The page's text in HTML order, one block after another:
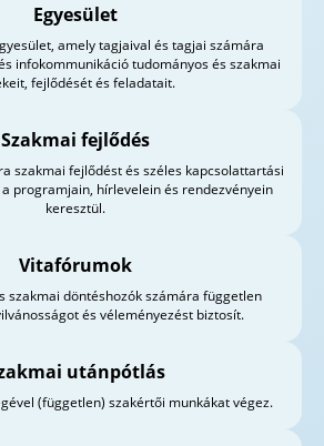
Egyesület
amely tagjaival és tagjai számára
infokommunikáció tudományos és szakmai
fejlődését és feladatait.
Szakmai fejlődés
szakmai fejlődést és széles kapcsolattartási
programjain, hírlevelein és rendezvényein
keresztül.
Vitafórumok
szakmai döntéshozók számára független
és véleményezést biztosít.
utánpótlás
(független) szakértői munkákat végez.